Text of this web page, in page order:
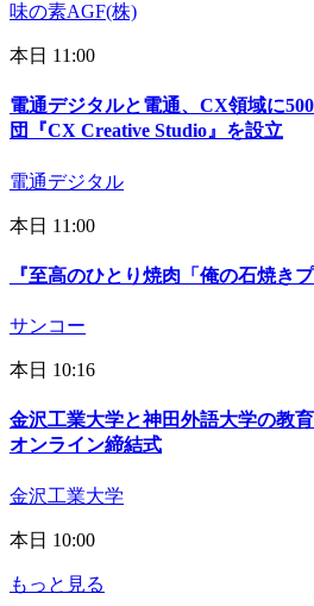
味の素AGF(株)
本日 11:00
電通デジタルと電通、CX領域に
団『CX Creative Studio』を設立
電通デジタル
本日 11:00
『至高のひとり焼肉「俺の石焼き
サンコー
本日 10:16
金沢工業大学と神田外語大学の教
オンライン締結式
金沢工業大学
本日 10:00
もっと見る